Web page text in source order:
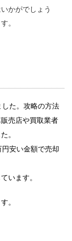
かがでしょう
。
た。攻略の方法
売店や買取業者
。
安い金額で売却
います。
。